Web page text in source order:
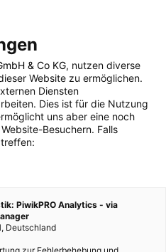
BY TAG
& Co KG, nutzen diverse
Website zu ermöglichen.
Diensten
Dies ist für die Nutzung
uns aber eine noch
Besuchern. Falls
PiwikPRO Analytics - via
Deutschland